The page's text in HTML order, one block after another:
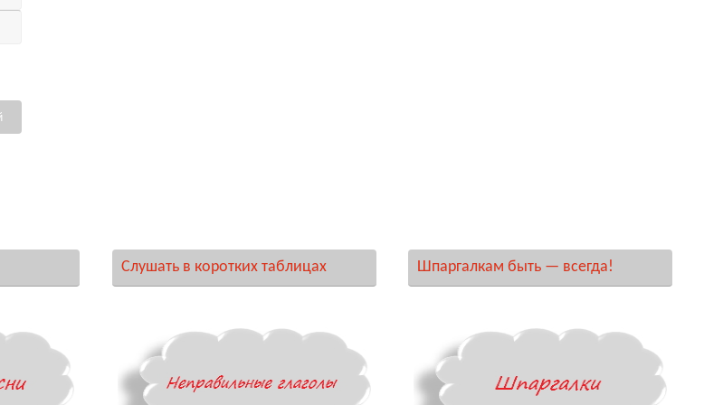
Слушать в коротких таблицах Шпаргалкам быть — всегда!